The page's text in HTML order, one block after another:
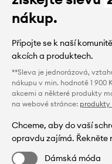
nákup.
Připojte se k naší
akcích a produktech.
**Sleva je jednorázová,
nákupu v min. hodnotě 1 900
akcemi a některé produkty
na webové stránce: produkty
Chceme, aby do vaší
opravdu zajímá. Řekněte
Dámská móda